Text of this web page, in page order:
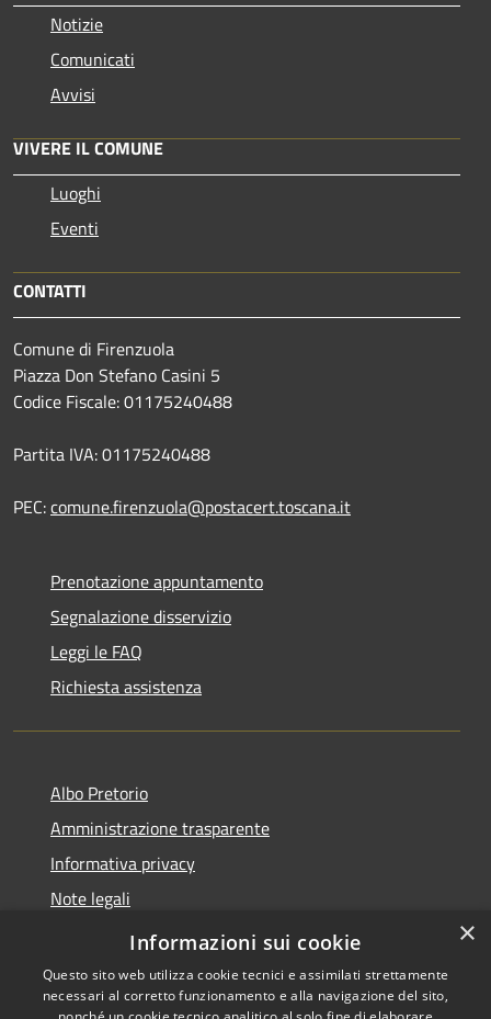
Notizie
Comunicati
Avvisi
VIVERE IL COMUNE
Luoghi
Eventi
CONTATTI
Comune di Firenzuola
Piazza Don Stefano Casini 5
Codice Fiscale: 01175240488
Partita IVA: 01175240488
PEC:comune.firenzuola@postacert.toscana.it
Prenotazione appuntamento
Segnalazione disservizio
Leggi le FAQ
Richiesta assistenza
Albo Pretorio
Amministrazione trasparente
Informativa privacy
Note legali
Dichiarazione di accessibilità
×
Informazioni sui cookie
Questo sito web utilizza cookie tecnici e assimilati strettamente
necessari al corretto funzionamento e alla navigazione del sito,